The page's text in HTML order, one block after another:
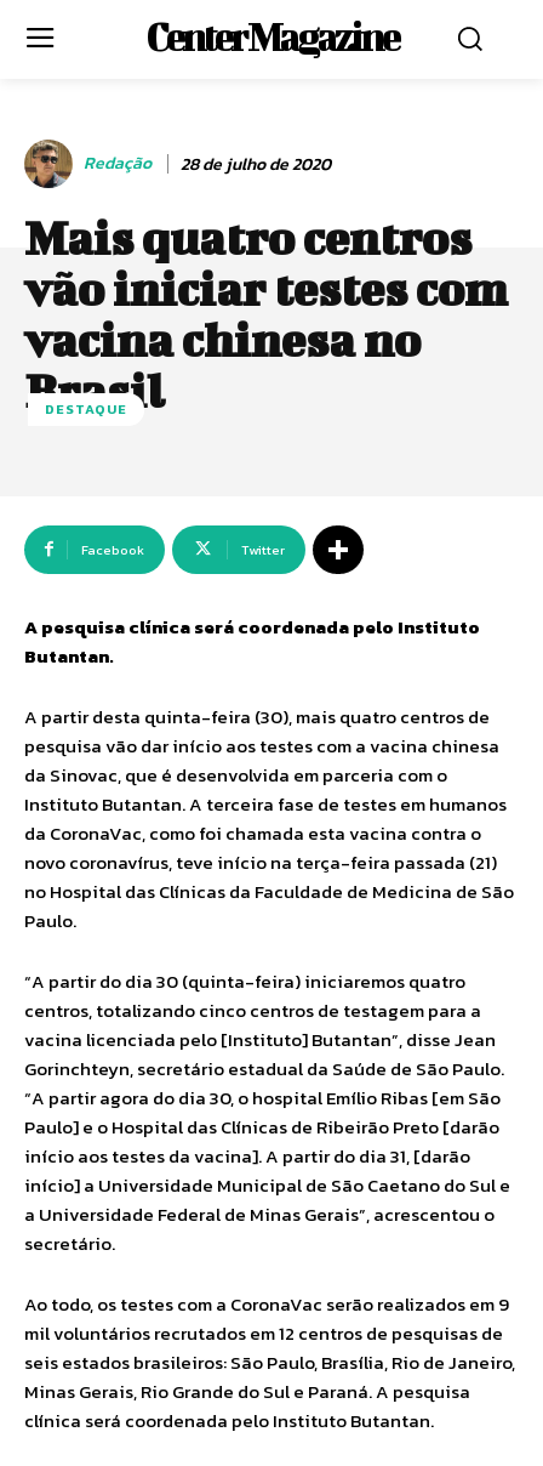
Center Magazine
Redação 28 de julho de 2020
Mais quatro centros
vão iniciar testes com
vacina chinesa no
Brasil
DESTAQUE
Facebook Twitter
A pesquisa clínica será coordenada pelo Instituto
Butantan.
A partir desta quinta-feira (30), mais quatro centros de
pesquisa vão dar início aos testes com a vacina chinesa
da Sinovac, que é desenvolvida em parceria com o
Instituto Butantan. A terceira fase de testes em humanos
da CoronaVac, como foi chamada esta vacina contra o
novo coronavírus, teve início na terça-feira passada (21)
no Hospital das Clínicas da Faculdade de Medicina de São
Paulo.
“A partir do dia 30 (quinta-feira) iniciaremos quatro
centros, totalizando cinco centros de testagem para a
vacina licenciada pelo [Instituto] Butantan”, disse Jean
Gorinchteyn, secretário estadual da Saúde de São Paulo.
“A partir agora do dia 30, o hospital Emílio Ribas [em São
Paulo] e o Hospital das Clínicas de Ribeirão Preto [darão
início aos testes da vacina]. A partir do dia 31, [darão
início] a Universidade Municipal de São Caetano do Sul e
a Universidade Federal de Minas Gerais”, acrescentou o
secretário.
Ao todo, os testes com a CoronaVac serão realizados em 9
mil voluntários recrutados em 12 centros de pesquisas de
seis estados brasileiros: São Paulo, Brasília, Rio de Janeiro,
Minas Gerais, Rio Grande do Sul e Paraná. A pesquisa
clínica será coordenada pelo Instituto Butantan.